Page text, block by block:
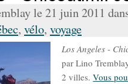
le 21 juin 2011
, vélo, voyage
Los Angeles -
par Lino
2 villes.Vous